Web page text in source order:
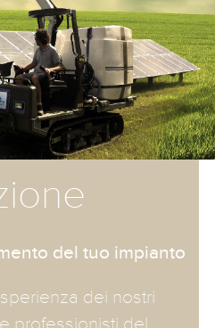
del tuo impianto
dei nostri